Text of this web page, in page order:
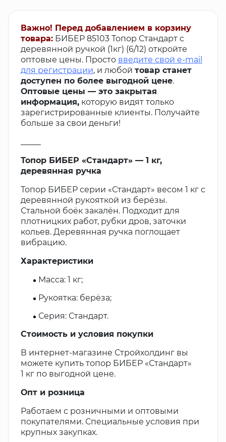
Важно! Перед добавлением в корзину
товара: БИБЕР 85103 Топор Стандарт с
деревянной ручкой (1кг) (6/12) откройте
оптовые цены. Просто введите свой e-mail
для регистрации, и любой товар станет
доступен по более выгодной цене.
Оптовые цены — это закрытая
информация, которую видят только
зарегистрированные клиенты. Получайте
больше за свои деньги!
Топор БИБЕР «Стандарт» — 1 кг,
деревянная ручка
Топор БИБЕР серии «Стандарт» весом 1 кг с
деревянной рукояткой из берёзы.
Стальной боёк закалён. Подходит для
плотницких работ, рубки дров, заточки
кольев. Деревянная ручка поглощает
вибрацию.
Характеристики
Масса: 1 кг;
Рукоятка: берёза;
Серия: Стандарт.
Стоимость и условия покупки
В интернет-магазине Стройхолдинг вы
можете купить топор БИБЕР «Стандарт»
1 кг по выгодной цене.
Опт и розница
Работаем с розничными и оптовыми
покупателями. Специальные условия при
крупных закупках.